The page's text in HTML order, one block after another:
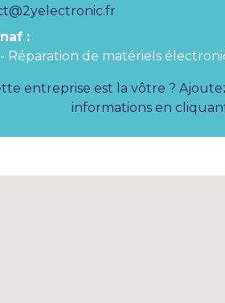
:
- Réparation de matériels
entreprise est la vôtre ?
informations en